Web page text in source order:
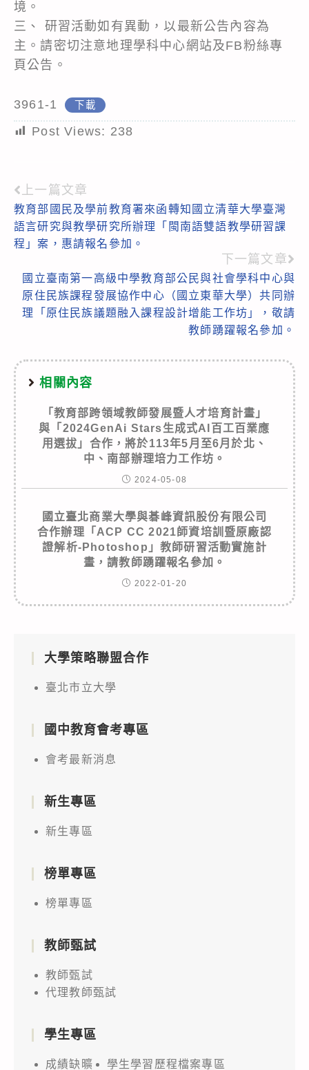
境。
三、 研習活動如有異動，以最新公告內容為
主。請密切注意地理學科中心網站及FB粉絲專
頁公告。
3961-1 下載
Post Views: 238
Read
more
articles
上一篇文章
教育部國民及學前教育署來函轉知國立清華大學臺灣
語言研究與教學研究所辦理「閩南語雙語教學研習課
程」案，惠請報名參加。
下一篇文章
國立臺南第一高級中學教育部公民與社會學科中心與
原住民族課程發展協作中心（國立東華大學）共同辦
理「原住民族議題融入課程設計增能工作坊」，敬請
教師踴躍報名參加。
相關內容
「教育部跨領域教師發展暨人才培育計畫」
與「2024GenAi Stars生成式AI百工百業應
用選拔」合作，將於113年5月至6月於北、
中、南部辦理培力工作坊。
2024-05-08
國立臺北商業大學與碁峰資訊股份有限公司
合作辦理「ACP CC 2021師資培訓暨原廠認
證解析-Photoshop」教師研習活動實施計
畫，請教師踴躍報名參加。
2022-01-20
大學策略聯盟合作
臺北市立大學
國中教育會考專區
會考最新消息
新生專區
新生專區
榜單專區
榜單專區
教師甄試
教師甄試
代理教師甄試
學生專區
成績缺曠 學生學習歷程檔案專區